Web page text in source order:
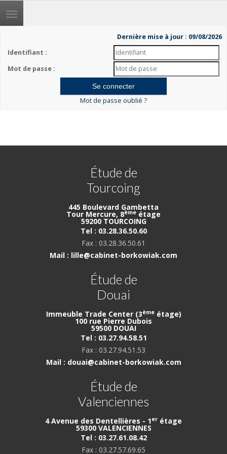
Toggle
navigation
Dernière mise à jour : 09/08/2026
Identifiant :
Mot de passe :
Mot de passe oublié ?
Étude de
Tourcoing
445 Boulevard Gambetta
Tour Mercure, 8ème étage
59200 TOURCOING
Tel : 03.28.36.50.60
Fax : 03.28.36.50.61
Mail : lille@cabinet-borkowiak.com
Étude de
Douai
Immeuble Trade Center (3èmeétage)
100 rue Pierre Dubois
59500 DOUAI
Tel : 03.27.94.58.51
Fax : 03.27.94.51.53
Mail : douai@cabinet-borkowiak.com
Étude de
Valenciennes
4 Avenue des Dentellières - 1er étage
59300 VALENCIENNES
Tel : 03.27.61.08.42
Fax : 03.27.57.69.65